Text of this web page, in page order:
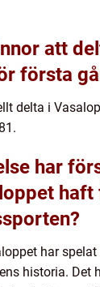
att
första
delta i
har
har
historia. Det